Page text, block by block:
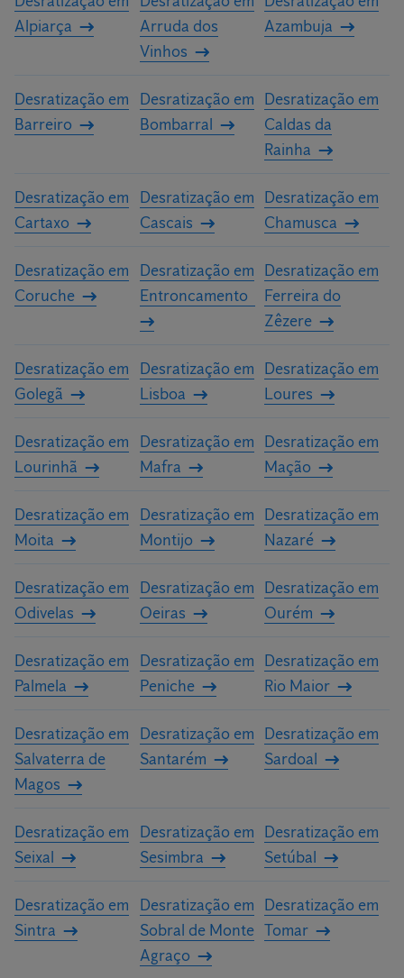
Alpiarça
Arruda dos
Vinhos
Azambuja
Desratização em
Barreiro
Desratização em
Bombarral
Desratização em
Caldas da
Rainha
Desratização em
Cartaxo
Desratização em
Cascais
Desratização em
Chamusca
Desratização em
Coruche
Desratização em
Entroncamento
Desratização em
Ferreira do
Zêzere
Desratização em
Golegã
Desratização em
Lisboa
Desratização em
Loures
Desratização em
Lourinhã
Desratização em
Mafra
Desratização em
Mação
Desratização em
Moita
Desratização em
Montijo
Desratização em
Nazaré
Desratização em
Odivelas
Desratização em
Oeiras
Desratização em
Ourém
Desratização em
Palmela
Desratização em
Peniche
Desratização em
Rio Maior
Desratização em
Salvaterra de
Magos
Desratização em
Santarém
Desratização em
Sardoal
Desratização em
Seixal
Desratização em
Sesimbra
Desratização em
Setúbal
Desratização em
Sintra
Desratização em
Sobral de Monte
Agraço
Desratização em
Tomar